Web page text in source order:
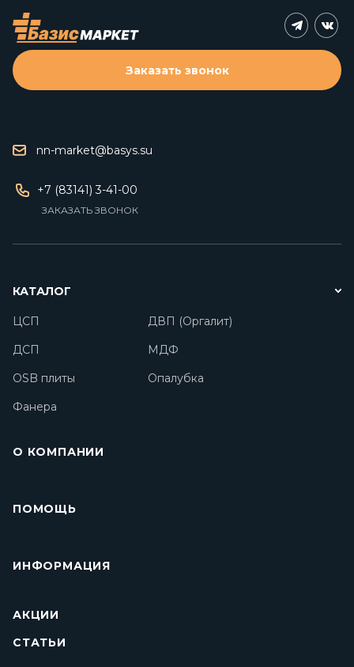
nn-market@basys.su
+7 (83141) 3-41-00
ЗАКАЗАТЬ ЗВОНОК
Заказать звонок
КАТАЛОГ
ЦСП
ДВП (Оргалит)
ДСП
МДФ
OSB плиты
Опалубка
Фанера
О КОМПАНИИ
ПОМОЩЬ
ИНФОРМАЦИЯ
АКЦИИ
СТАТЬИ